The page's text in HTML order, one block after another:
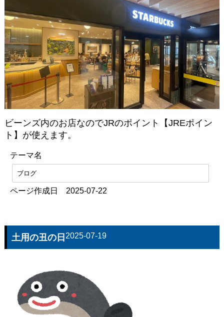
ビーンズ内のお店なのでJRのポイント【JREポイン
ト】が使えます。
テーマ名
ブログ
ページ作成日 2025-07-22
土用の丑の日 2025-07-19